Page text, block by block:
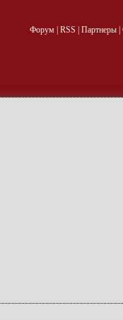
Форум| RSS Партнеры|